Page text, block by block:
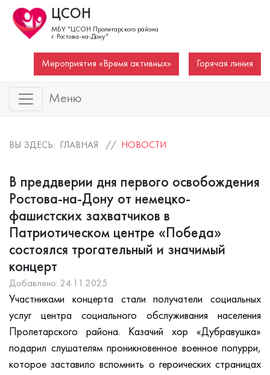
ЦСОН
МБУ "ЦСОН Пролетарского района
г. Ростова-на-Дону"
Мероприятия «Время активных» Горячая линия
Меню
ВЫ ЗДЕСЬ: ГЛАВНАЯ // НОВОСТИ
В преддверии дня первого освобождения
Ростова-на-Дону от немецко-
фашистских захватчиков в
Патриотическом центре «Победа»
состоялся трогательный и значимый
концерт
Добавлено: 24.11.2025
Участниками концерта стали получатели социальных
услуг центра социального обслуживания населения
Пролетарского района. Казачий хор «Дубравушка»
подарил слушателям проникновенное военное попурри,
которое заставило вспомнить о героических страницах